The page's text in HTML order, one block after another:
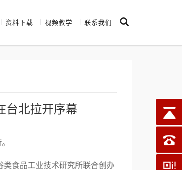
资料下载 视频教学 联系我们
台北拉开序幕
食品工业技术研究所联合创办